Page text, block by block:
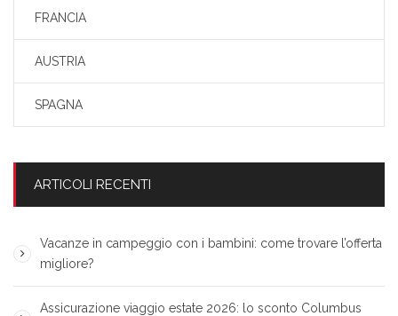
FRANCIA
AUSTRIA
SPAGNA
ARTICOLI RECENTI
Vacanze in campeggio con i bambini: come trovare l’offerta
migliore?
Assicurazione viaggio estate 2026: lo sconto Columbus